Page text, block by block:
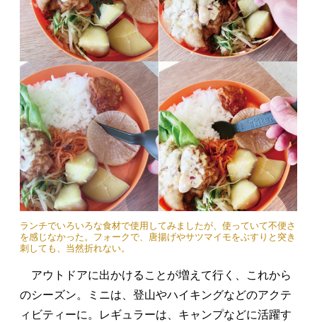
ランチでいろいろな食材で使用してみましたが、使っていて不便さ
を感じなかった。フォークで、唐揚げやサツマイモをぶすりと突き
刺しても、当然折れない。
アウトドアに出かけることが増えて行く、これから
のシーズン。ミニは、登山やハイキングなどのアクテ
ィビティーに。レギュラーは、キャンプなどに活躍す